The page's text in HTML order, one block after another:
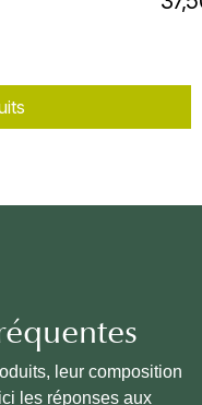
leur composition
les réponses aux